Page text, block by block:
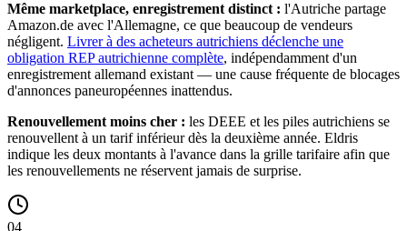
Même marketplace, enregistrement distinct : l'Autriche partage
Amazon.de avec l'Allemagne, ce que beaucoup de vendeurs
négligent. Livrer à des acheteurs autrichiens déclenche une
obligation REP autrichienne complète, indépendamment d'un
enregistrement allemand existant — une cause fréquente de blocages
d'annonces paneuropéennes inattendus.
Renouvellement moins cher : les DEEE et les piles autrichiens se
renouvellent à un tarif inférieur dès la deuxième année. Eldris
indique les deux montants à l'avance dans la grille tarifaire afin que
les renouvellements ne réservent jamais de surprise.
04